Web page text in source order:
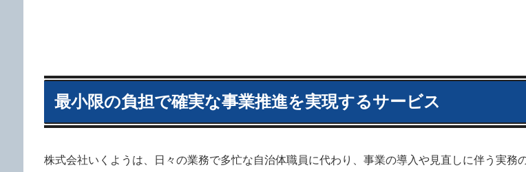
最小限の負担で確実な事業推進を実現するサービス
株式会社いくようは、日々の業務で多忙な自治体職員に代わり、事業の導入や見直しに伴う実務